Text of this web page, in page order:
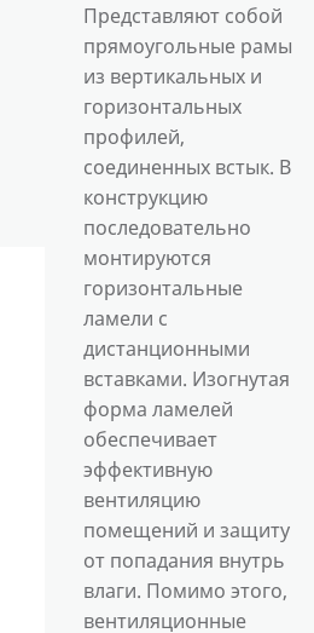
Представляют собой
прямоугольные рамы
из вертикальных и
горизонтальных
профилей,
соединенных встык. В
конструкцию
последовательно
монтируются
горизонтальные
ламели с
дистанционными
вставками. Изогнутая
форма ламелей
обеспечивает
эффективную
вентиляцию
помещений и защиту
от попадания внутрь
влаги. Помимо этого,
вентиляционные